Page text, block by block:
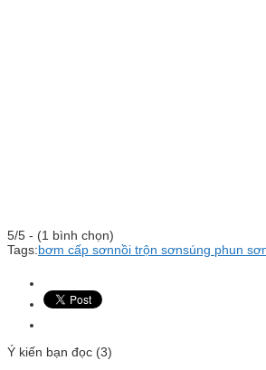
5/5 - (1 bình chọn)
Tags:bơm cấp sơnnồi trộn sơnsúng phun
Ý kiến bạn đọc (3)